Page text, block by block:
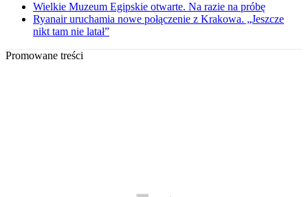
Wielkie Muzeum Egipskie otwarte. Na razie na próbę
Ryanair uruchamia nowe połączenie z Krakowa. „Jeszcze
nikt tam nie latał”
Promowane treści